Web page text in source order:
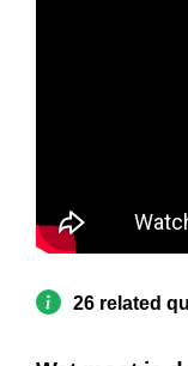
26 related